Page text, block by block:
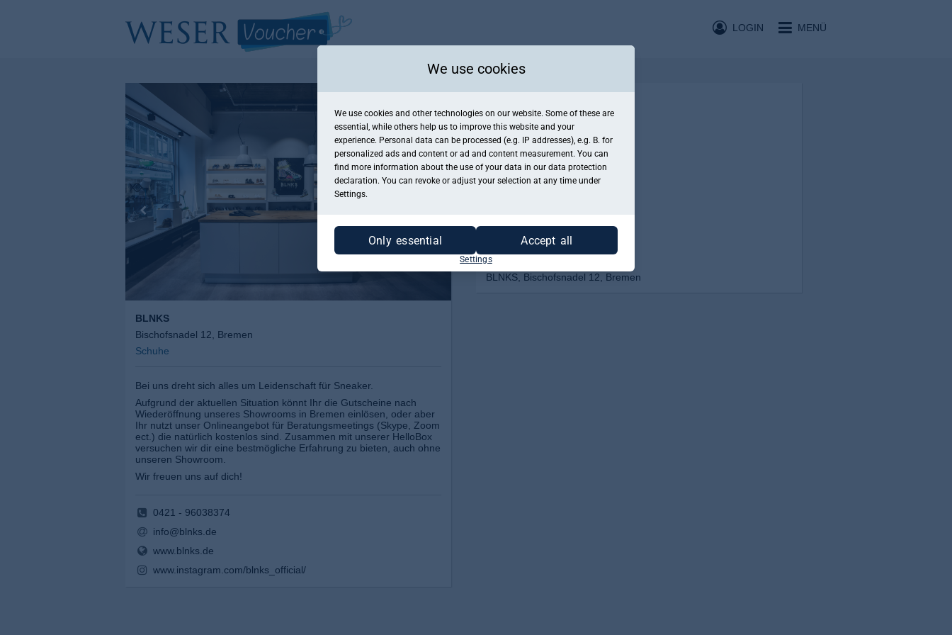
MENÜ
LOGIN
BLNKS
Bischofsnadel 12, Bremen
Schuhe
Bei uns dreht sich alles um Leidenschaft für Sneaker.
Aufgrund der aktuellen Situation könnt Ihr die Gutscheine nach
Wiederöffnung unseres Showrooms in Bremen einlösen, oder aber
Ihr nutzt unser Onlineangebot für Beratungsmeetings (Skype, Zoom
ect.) die natürlich kostenlos sind. Zusammen mit unserer HelloBox
versuchen wir dir eine bestmögliche Erfahrung zu bieten, auch ohne
unseren Showroom.
Wir freuen uns auf dich!
0421 - 96038374
info@blnks.de
www.blnks.de
www.instagram.com/blnks_official/
BLNKS, Bischofsnadel 12, Bremen
We use cookies
We use cookies and other technologies on our website. Some of these are
essential, while others help us to improve this website and your
experience. Personal data can be processed (e.g. IP addresses), e.g. B. for
personalized ads and content or ad and content measurement. You can
find more information about the use of your data in our data protection
declaration. You can revoke or adjust your selection at any time under
Settings.
Only essential Accept all
Settings